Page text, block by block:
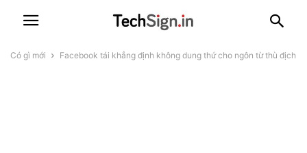
Có gì mới Facebook tái khẳng định không dung thứ cho ngôn từ thù địch